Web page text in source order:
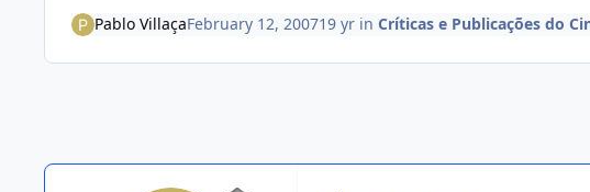
Pablo VillaçaFebruary 12, 200719 yrin Críticas e Publicações do